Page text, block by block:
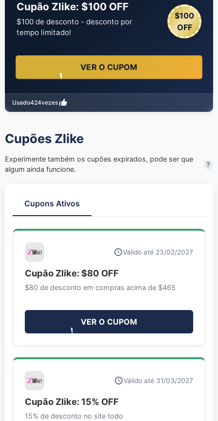
Cupão Zlike: $100 OFF
$100 de desconto - desconto por
tempo limitado!
$100
OFF
VER O CUPOM
Usado424vezes
Cupões Zlike
Experimente também os cupões expirados, pode ser que
algum ainda funcione.
?
Cupons Ativos
Válido até 23/02/2027
Cupão Zlike: $80 OFF
$80 de desconto em compras acima de $465
VER O CUPOM
Válido até 31/03/2027
Cupão Zlike: 15% OFF
15% de desconto no site todo